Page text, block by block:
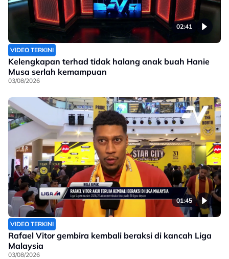
02:41
VIDEO TERKINI
Kelengkapan terhad tidak halang anak buah Hanie
Musa serlah kemampuan
03/08/2026
01:45
VIDEO TERKINI
Rafael Vitor gembira kembali beraksi di kancah Liga
Malaysia
03/08/2026